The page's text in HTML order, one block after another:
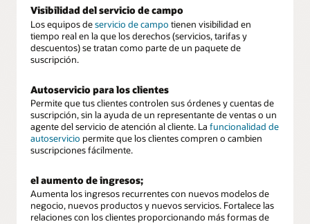
Visibilidad del servicio de campo
Los equipos deservicio de campo tienen visibilidad en
tiempo real en la que los derechos (servicios, tarifas y
descuentos) se tratan como parte de un paquete de
suscripción.
Autoservicio para los clientes
Permite que tus clientes controlen sus órdenes y cuentas de
suscripción, sin la ayuda de un representante de ventas o un
agente del servicio de atención al cliente. La funcionalidad de
autoservicio permite que los clientes compren o cambien
suscripciones fácilmente.
el aumento de ingresos;
Aumenta los ingresos recurrentes con nuevos modelos de
negocio, nuevos productos y nuevos servicios. Fortalece las
relaciones con los clientes proporcionando más formas de